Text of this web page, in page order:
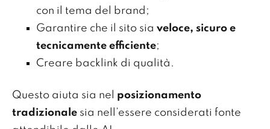
con il tema del brand;
Garantire che il sito sia veloce, sicuro e
tecnicamente efficiente;
Creare backlink di qualità.
Questo aiuta sia nel posizionamento
tradizionale sia nell’essere considerati fonte